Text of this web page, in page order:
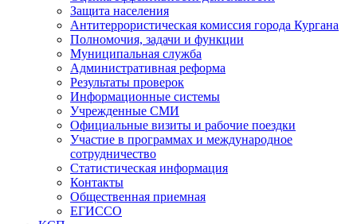
Защита населения
Антитеррористическая комиссия города Кургана
Полномочия, задачи и функции
Муниципальная служба
Административная реформа
Результаты проверок
Информационные системы
Учрежденные СМИ
Официальные визиты и рабочие поездки
Участие в программах и международное
сотрудничество
Статистическая информация
Контакты
Общественная приемная
ЕГИССО